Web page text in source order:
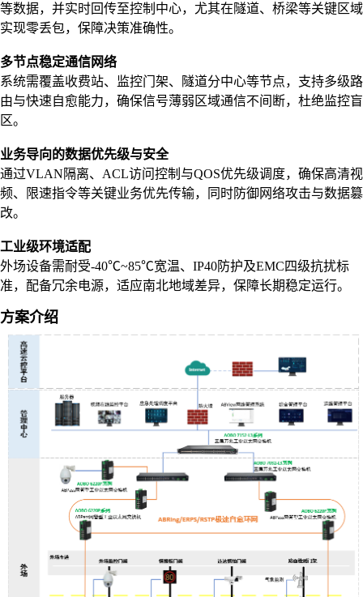
等数据，并实时回传至控制中心，尤其在隧道、桥梁等关键区域
实现零丢包，保障决策准确性。
多节点稳定通信网络
系统需覆盖收费站、监控门架、隧道分中心等节点，支持多级路
由与快速自愈能力，确保信号薄弱区域通信不间断，杜绝监控盲
区。
业务导向的数据优先级与安全
通过VLAN隔离、ACL访问控制与QOS优先级调度，确保高清视
频、限速指令等关键业务优先传输，同时防御网络攻击与数据篡
改。
工业级环境适配
外场设备需耐受-40℃~85℃宽温、IP40防护及EMC四级抗扰标
准，配备冗余电源，适应南北地域差异，保障长期稳定运行。
方案介绍